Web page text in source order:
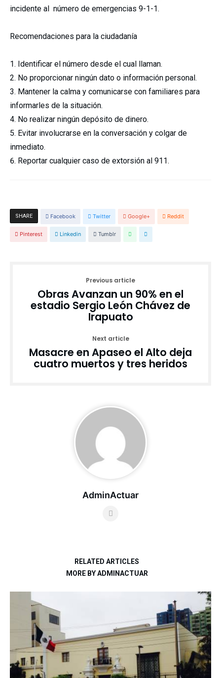
incidente al número de emergencias 9-1-1.
Recomendaciones para la ciudadanía
Identificar el número desde el cual llaman.
No proporcionar ningún dato o información personal.
Mantener la calma y comunicarse con familiares para
informarles de la situación.
No realizar ningún depósito de dinero.
Evitar involucrarse en la conversación y colgar de
inmediato.
Reportar cualquier caso de extorsión al 911.
SHARE Facebook Twitter Google+ Reddit
Pinterest Linkedin Tumblr
Previous article
Obras Avanzan un 90% en el
estadio Sergio León Chávez de
Irapuato
Next article
Masacre en Apaseo el Alto deja
cuatro muertos y tres heridos
AdminActuar
RELATED ARTICLES
MORE BY ADMINACTUAR